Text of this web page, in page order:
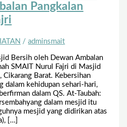
Pangkalan
/adminsmait
Bersih oleh Dewan Ambalan
SMAIT Nurul Fajri di Masjid
Cikarang Barat. Kebersihan
dalam kehidupan sehari-hari,
dalam QS. At-Taubah:
dalam mesjid itu
mesjid yang didirikan atas
[…]